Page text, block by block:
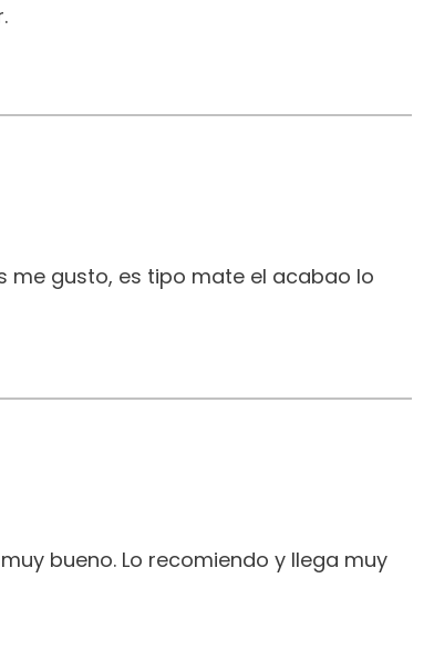
me gusto, es tipo mate el acabao lo
bueno. Lo recomiendo y llega muy